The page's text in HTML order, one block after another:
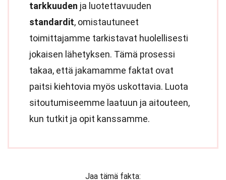
tarkkuuden ja luotettavuuden
standardit, omistautuneet
toimittajamme tarkistavat huolellisesti
jokaisen lähetyksen. Tämä prosessi
takaa, että jakamamme faktat ovat
paitsi kiehtovia myös uskottavia. Luota
sitoutumiseemme laatuun ja aitouteen,
kun tutkit ja opit kanssamme.
Jaa tämä fakta: